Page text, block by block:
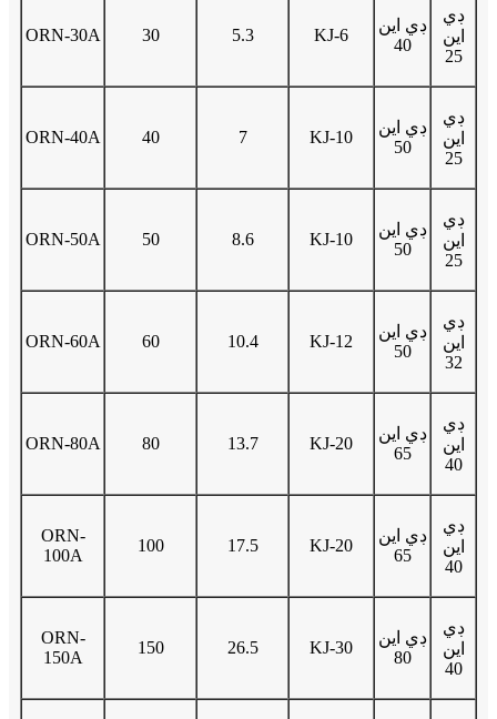
ORN-30A 30 5.3 KJ-6
ڊي اين
40
ڊي
اين
25
ORN-40A 40 7 KJ-10
ڊي اين
50
ڊي
اين
25
ORN-50A 50 8.6 KJ-10
ڊي اين
50
ڊي
اين
25
ORN-60A 60 10.4 KJ-12
ڊي اين
50
ڊي
اين
32
ORN-80A 80 13.7 KJ-20
ڊي اين
65
ڊي
اين
40
ORN-
100A
100 17.5 KJ-20
ڊي اين
65
ڊي
اين
40
ORN-
150A
150 26.5 KJ-30
ڊي اين
80
ڊي
اين
40